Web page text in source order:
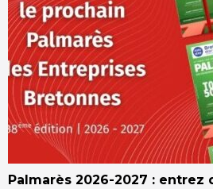
Palmarès 2026-2027 : entrez